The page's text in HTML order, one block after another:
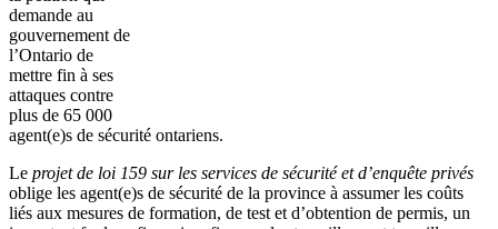
demande au
gouvernement de
l’Ontario de
mettre fin à ses
attaques contre
plus de 65 000
agent(e)s de sécurité ontariens.
Le projetde loi 159 surles services de sécuritéetd’enquête privés
oblige les agent(e)s de sécurité de la province à assumerles coûts
liés aux mesures de formation, de test et d’obtention de permis, un